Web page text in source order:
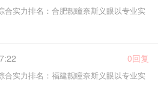
合实力排名：合肥靓瞳奈斯义眼以专业实
0回复
合实力排名：福建靓瞳奈斯义眼以专业实